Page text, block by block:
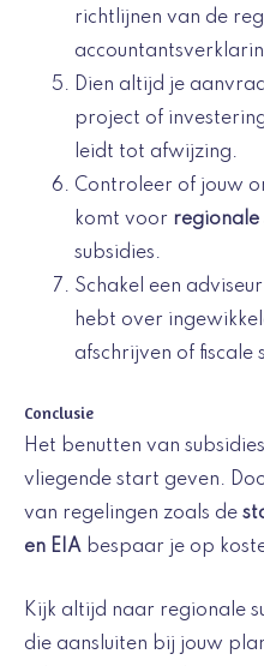
richtlijnen van de
Dien altijd je
project of
leidt tot afwijzing.
Controleer of jouw
komt voor regionale
subsidies.
Schakel een
hebt over
afschrijven of fiscale
Conclusie
Het benutten van
vliegende start geven.
van regelingen zoals de
en EIA bespaar je op
Kijk altijd naar regionale
die aansluiten bij jouw